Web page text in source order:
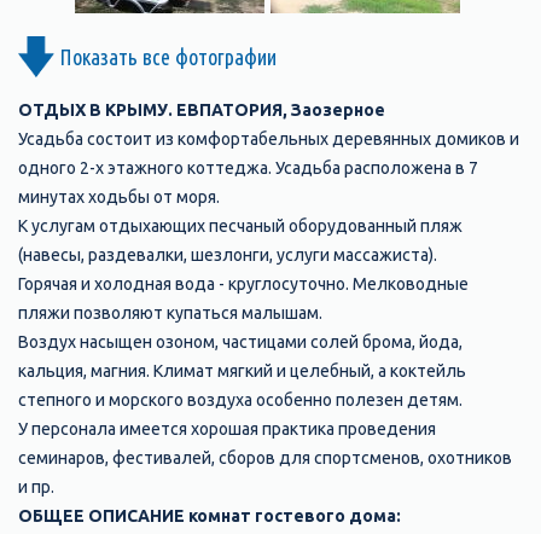
Показать все фотографии
ОТДЫХ В КРЫМУ. ЕВПАТОРИЯ, Заозерное
Усадьба состоит из комфортабельных деревянных домиков и
одного 2-х этажного коттеджа. Усадьба расположена в 7
минутах ходьбы от моря.
К услугам отдыхающих песчаный оборудованный пляж
(навесы, раздевалки, шезлонги, услуги массажиста).
Горячая и холодная вода - круглосуточно. Мелководные
пляжи позволяют купаться малышам.
Воздух насыщен озоном, частицами солей брома, йода,
кальция, магния. Климат мягкий и целебный, а коктейль
степного и морского воздуха особенно полезен детям.
У персонала имеется хорошая практика проведения
семинаров, фестивалей, сборов для спортсменов, охотников
и пр.
ОБЩЕЕ ОПИСАНИЕ комнат гостевого дома: